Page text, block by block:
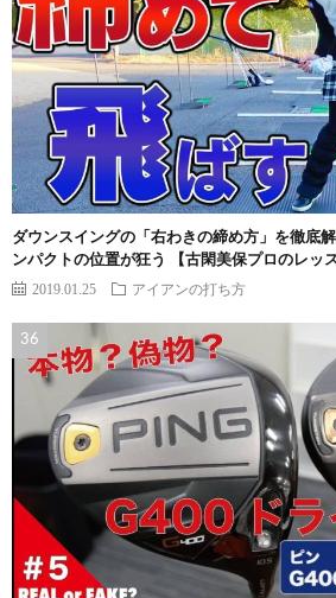
ダウンスイングの「右わきの締め方」を徹底
ンパクトの位置が狂う 【古閑美保プロのレッス
2019.01.25 アイアンの打ち方